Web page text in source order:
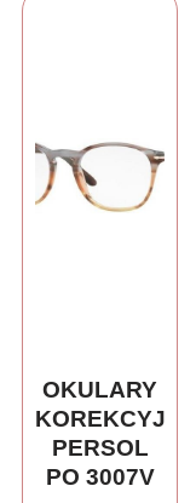
OKULARY
PERSOL
PO 3007V